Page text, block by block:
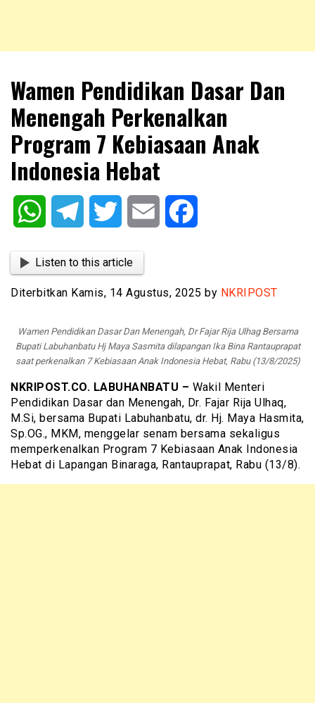
NKRIPOST
Wamen Pendidikan Dasar Dan
Menengah Perkenalkan
Program 7 Kebiasaan Anak
Indonesia Hebat
WhatsAppTelegram Twitter Email
Listen to this article
Diterbitkan Kamis, 14 Agustus, 2025 by NKRIPOST
Wamen Pendidikan Dasar Dan Menengah, Dr Fajar Rija Ulhag Bersama
Bupati Labuhanbatu Hj Maya Sasmita dilapangan Ika Bina Rantauprapat
saat perkenalkan 7 Kebiasaan Anak Indonesia Hebat, Rabu (13/8/2025)
NKRIPOST.CO. LABUHANBATU – Wakil Menteri
Pendidikan Dasar dan Menengah, Dr. Fajar Rija Ulhaq,
M.Si, bersama Bupati Labuhanbatu, dr. Hj. Maya Hasmita,
Sp.OG., MKM, menggelar senam bersama sekaligus
memperkenalkan Program 7 Kebiasaan Anak Indonesia
Hebat di Lapangan Binaraga, Rantauprapat, Rabu (13/8).